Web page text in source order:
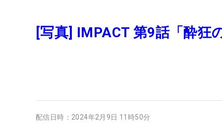
[写真] IMPACT 第9話「酔狂
配信日時： 2024年2月9日 11時50分